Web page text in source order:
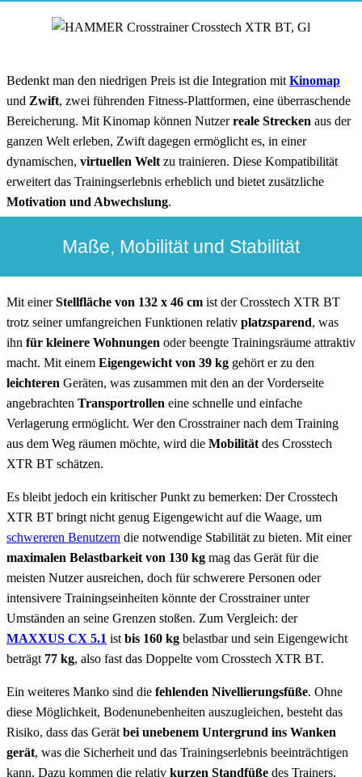
Bedenkt man den niedrigen Preis ist die Integration mit Kinomap
und Zwift, zwei führenden Fitness-Plattformen, eine überraschende
Bereicherung. Mit Kinomap können Nutzerreale Strecken aus der
ganzen Welt erleben, Zwift dagegen ermöglicht es, in einer
dynamischen, virtuellen Welt zu trainieren. Diese Kompatibilität
erweitert das Trainingserlebnis erheblich und bietet zusätzliche
Motivation und Abwechslung.
Maße, Mobilität und Stabilität
Mit einerStellfläche von 132 x 46 cm ist der Crosstech XTR BT
trotz seiner umfangreichen Funktionen relativ platzsparend, was
ihn für kleinere Wohnungen oder beengte Trainingsräume attraktiv
macht. Mit einem Eigengewicht von 39 kg gehört er zu den
leichteren Geräten, was zusammen mit den an der Vorderseite
angebrachten Transportrollen eine schnelle und einfache
Verlagerung ermöglicht. Wer den Crosstrainer nach dem Training
aus dem Weg räumen möchte, wird die Mobilität des Crosstech
XTR BT schätzen.
Es bleibt jedoch ein kritischer Punkt zu bemerken: Der Crosstech
XTR BT bringt nicht genug Eigengewicht auf die Waage, um
schwereren Benutzern die notwendige Stabilität zu bieten. Mit einer
maximalen Belastbarkeit von 130 kg mag das Gerät für die
meisten Nutzer ausreichen, doch für schwerere Personen oder
intensivere Trainingseinheiten könnte der Crosstrainer unter
Umständen an seine Grenzen stoßen. Zum Vergleich: der
MAXXUS CX 5.1 ist bis 160 kg belastbar und sein Eigengewicht
beträgt 77 kg, also fast das Doppelte vom Crosstech XTR BT.
Ein weiteres Manko sind die fehlenden Nivellierungsfüße. Ohne
diese Möglichkeit, Bodenunebenheiten auszugleichen, besteht das
Risiko, dass das Gerät bei unebenem Untergrund ins Wanken
gerät, was die Sicherheit und das Trainingserlebnis beeinträchtigen
kann. Dazu kommen die relativ kurzen Standfüße des Trainers.